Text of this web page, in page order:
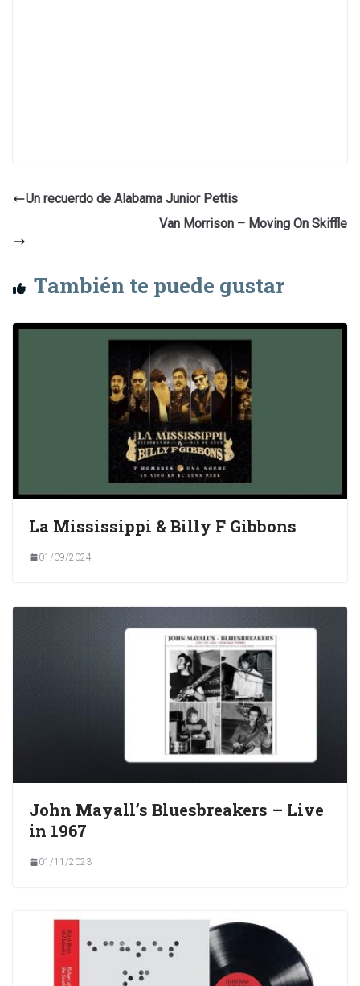
Un recuerdo de Alabama Junior Pettis
Van Morrison – Moving On Skiffle
También te puede gustar
La Mississippi & Billy F Gibbons
01/09/2024
John Mayall’s Bluesbreakers – Live
in 1967
01/11/2023